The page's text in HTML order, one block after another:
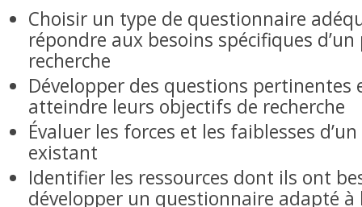
Choisir un type de questionnaire
répondre aux besoins spécifiques
recherche
Développer des questions pertinentes
atteindre leurs objectifs de recherche
Évaluer les forces et les faiblesses
existant
Identifier les ressources dont ils ont
développer un questionnaire adapté à